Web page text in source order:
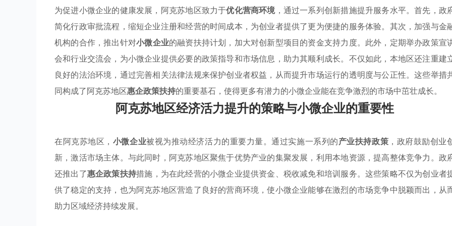
为促进小微企业的健康发展，阿克苏地区致力于优化营商环境，通过一系列创新措施提升服务水平。首先，政
简化行政审批流程，缩短企业注册和经营的时间成本，为创业者提供了更为便捷的服务体验。其次，加强与金
机构的合作，推出针对小微企业的融资扶持计划，加大对创新型项目的资金支持力度。此外，定期举办政策宣
会和行业交流会，为小微企业提供必要的政策指导和市场信息，助力其顺利成长。不仅如此，本地区还注重建
良好的法治环境，通过完善相关法律法规来保护创业者权益，从而提升市场运行的透明度与公正性。这些举措
同构成了阿克苏地区惠企政策扶持的重要基石，使得更多有潜力的小微企业能在竞争激烈的市场中茁壮成长。
阿克苏地区经济活力提升的策略与小微企业的重要性
在阿克苏地区， 小微企业被视为推动经济活力的重要力量。通过实施一系列的产业扶持政策 ，政府鼓励创业
新，激活市场主体。与此同时，阿克苏地区聚焦于优势产业的集聚发展，利用本地资源，提高整体竞争力。政
还推出了惠企政策扶持措施，为在此经营的小微企业提供资金、税收减免和培训服务。这些策略不仅为创业者
供了稳定的支持，也为阿克苏地区营造了良好的营商环境，使小微企业能够在激烈的市场竞争中脱颖而出，从
助力区域经济持续发展。